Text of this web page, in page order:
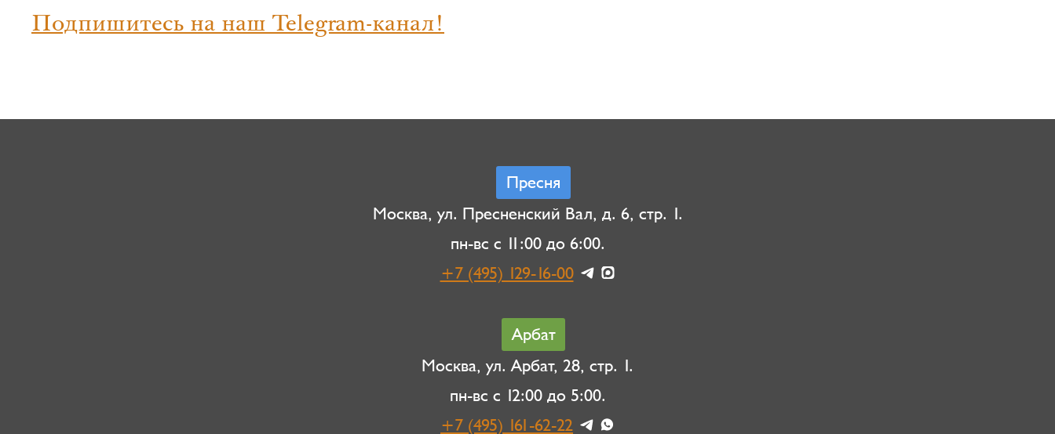
Подпишитесь на наш Telegram-канал!
Пресня
Москва, ул. Пресненский Вал, д. 6, стр. 1.
пн-вс с 11:00 до 6:00.
+7 (495) 129-16-00
Арбат
Москва, ул. Арбат, 28, стр. 1.
пн-вс с 12:00 до 5:00.
+7 (495) 161-62-22